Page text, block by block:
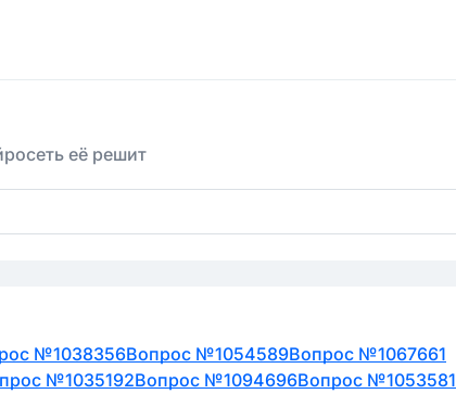
её решит
№1038356Вопрос №1054589Вопрос №1067661
№1035192Вопрос №1094696Вопрос №1053581